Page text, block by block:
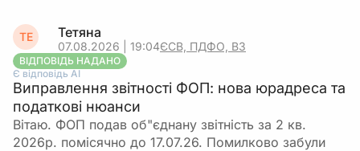
ТЕ Тетяна
07.08.2026 | 19:04ЄСВ, ПДФО, ВЗ
ВІДПОВІДЬ НАДАНО
Є відповідь АІ
Виправлення звітності ФОП: нова юрадреса та
податкові нюанси
Вітаю. ФОП подав об"єднану звітність за 2 кв.
2026р. помісячно до 17.07.26. Помилково забули